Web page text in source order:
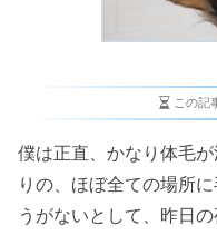
この記
僕は正直、かなり体毛
りの、ほぼ全ての場所
うがないとして、昨日